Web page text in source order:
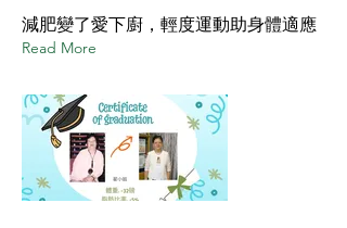
減肥變了愛下廚，輕度運動助身體適應
Read More